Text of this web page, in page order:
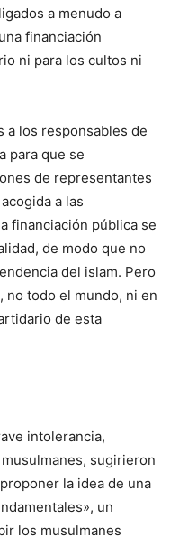
a menudo a
financiación
ni para los cultos ni
a los responsables de
para que se
de representantes
a las
financiación pública se
de modo que no
del islam. Pero
no todo el mundo, ni en
de esta
intolerancia,
sugirieron
la idea de una
un
los musulmanes